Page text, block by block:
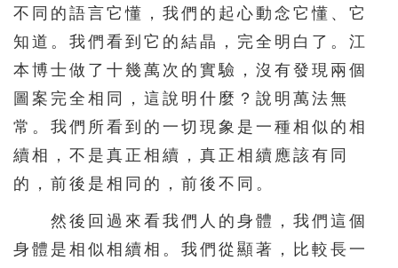
321 322 323 324 325
326 327 328 329 330
331 332 333 334 335
336 337 338 339 340
346 347 348
351 352 353 354 355
356 357 358 359 360
不同的語言它懂，我們的起心動念它懂、它
知道。我們看到它的結晶，完全明白了。江
本博士做了十幾萬次的實驗，沒有發現兩個
圖案完全相同，這說明什麼？說明萬法無
常。我們所看到的一切現象是一種相似的相
續相，不是真正相續，真正相續應該有同
的，前後是相同的，前後不同。
然後回過來看我們人的身體，我們這個
身體是相似相續相。我們從顯著，比較長一